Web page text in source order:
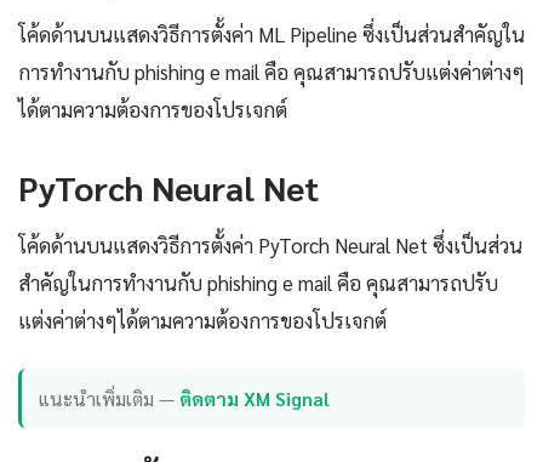
โค้ดด้านบนแสดงวิธีการตั้งค่า ML Pipeline ซึ่งเป็นส่วนสำคัญใน
การทำงานกับ phishing e mail คือ คุณสามารถปรับแต่งค่าต่างๆ
ได้ตามความต้องการของโปรเจกต์
PyTorch Neural Net
โค้ดด้านบนแสดงวิธีการตั้งค่า PyTorch Neural Net ซึ่งเป็นส่วน
สำคัญในการทำงานกับ phishing e mail คือ คุณสามารถปรับ
แต่งค่าต่างๆได้ตามความต้องการของโปรเจกต์
แนะนำเพิ่มเติม — ติดตาม XM Signal